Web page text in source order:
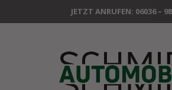
Inhalt
JETZT ANRUFEN: 06036 –